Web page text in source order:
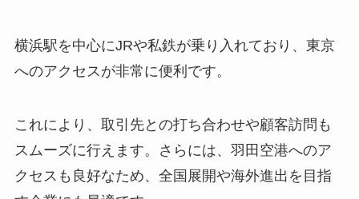
横浜駅を中心にJRや私鉄が乗り入れており、東京
へのアクセスが非常に便利です。
これにより、取引先との打ち合わせや顧客訪問も
スムーズに行えます。さらには、羽田空港へのア
クセスも良好なため、全国展開や海外進出を目指